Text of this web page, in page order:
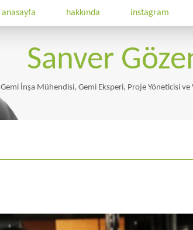
anasayfa hakkında instagram
Sanver
Gemi İnşa Mühendisi, Gemi Eksperi, Proje Yöneticisi ve